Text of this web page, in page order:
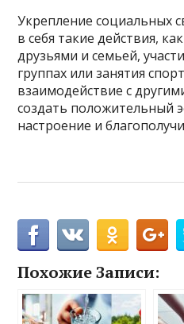
Укрепление социальных
в себя такие действия,
друзьями и семьей,
группах или занятия
взаимодействие с
создать положительный
настроение и
Похожие Записи: